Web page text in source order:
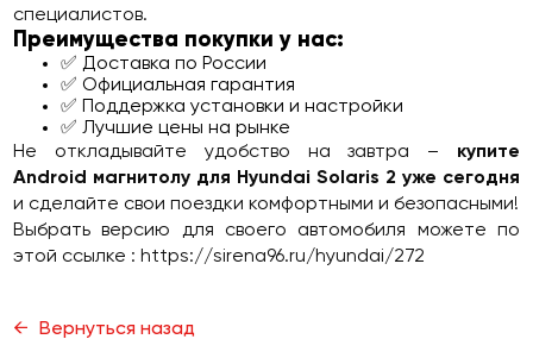
специалистов.
Преимущества покупки у нас:
✅ Доставка по России
✅ Официальная гарантия
✅ Поддержка установки и настройки
✅ Лучшие цены на рынке
Не откладывайте удобство на завтра – купите
Android магнитолу для Hyundai Solaris 2 уже сегодня
и сделайте свои поездки комфортными и безопасными!
Выбрать версию для своего автомобиля можете по
этой ссылке : https://sirena96.ru/hyundai/272
Вернуться назад